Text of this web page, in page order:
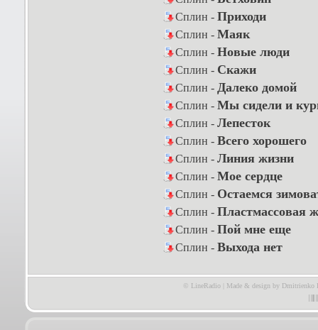
Сплин - Приходи
Сплин - Маяк
Сплин - Новые люди
Сплин - Скажи
Сплин - Далеко домой
Сплин - Мы сидели и
Сплин - Лепесток
Сплин - Всего хорошего
Сплин - Линия жизни
Сплин - Мое сердце
Сплин - Остаемся
Сплин - Пластмассовая
Сплин - Пой мне еще
Сплин - Выхода нет
© LineRadio | Made & design by Dmitrienko